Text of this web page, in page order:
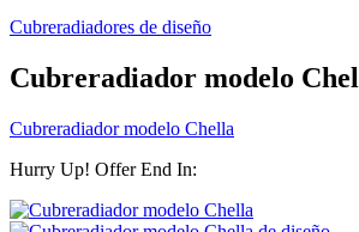
Cubreradiadores de diseño
Cubreradiador modelo
Cubreradiador modelo Chella
Hurry Up! Offer End In: